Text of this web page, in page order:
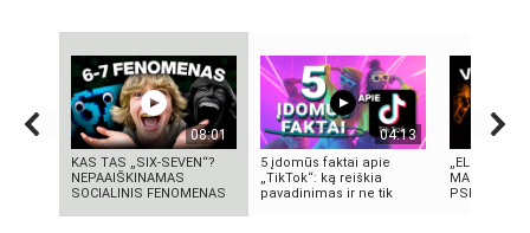
08:01
KAS TAS „SIX-SEVEN“?
NEPAAIŠKINAMAS
SOCIALINIS FENOMENAS
04:13
5 įdomūs faktai apie
„TikTok“: ką reiškia
pavadinimas ir ne tik
„ELEKTROS
MASINĖ
PSICHOZĖ